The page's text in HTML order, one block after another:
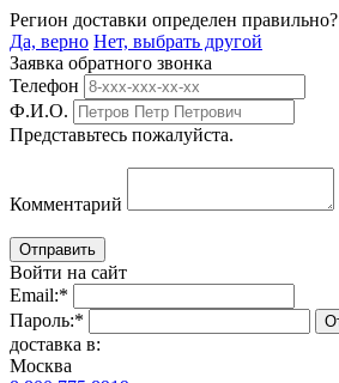
Регион доставки определен правильно?
Да, верно Нет, выбрать другой
Заявка обратного звонка
Телефон
Ф.И.О.
Представьтесь пожалуйста.
Комментарий
Войти на сайт
Email:*
Пароль:*
доставка в:
Москва